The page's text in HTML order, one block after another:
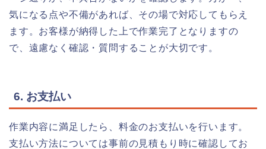
気になる点や不備があれば、その場で対応してもらえ
ます。お客様が納得した上で作業完了となりますの
で、遠慮なく確認・質問することが大切です。
6. お支払い
作業内容に満足したら、料金のお支払いを行います。
支払い方法については事前の見積もり時に確認してお